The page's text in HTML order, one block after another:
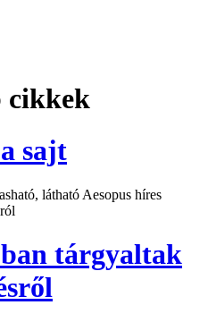
cikkek
sajt
látható Aesopus híres
tárgyaltak